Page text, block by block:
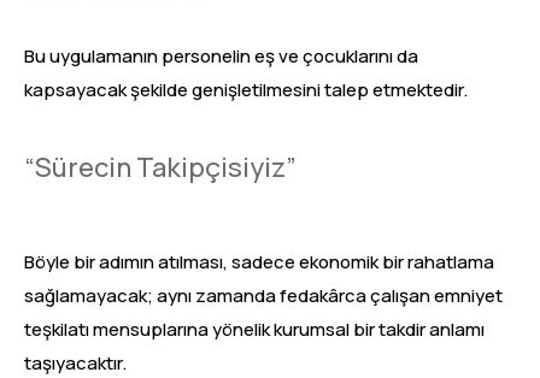
Bu uygulamanın personelin eş ve çocuklarını da
kapsayacak şekilde genişletilmesini talep etmektedir.
“Sürecin Takipçisiyiz”
Böyle bir adımın atılması, sadece ekonomik bir rahatlama
sağlamayacak; aynı zamanda fedakârca çalışan emniyet
teşkilatı mensuplarına yönelik kurumsal bir takdir anlamı
taşıyacaktır.